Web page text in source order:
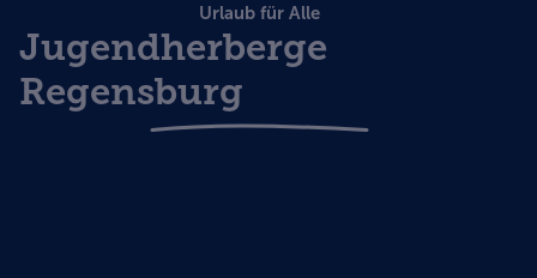
Urlaub für Alle
Jugendherberge
Regensburg